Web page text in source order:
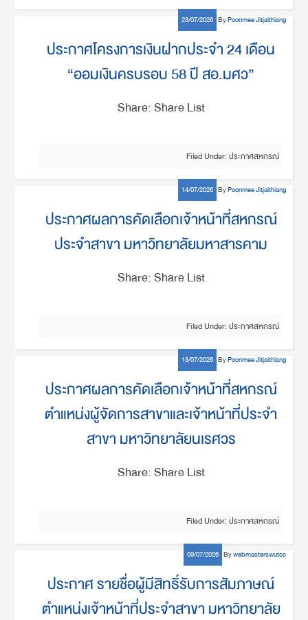
23/07/2026 ByPoonmee Jitjaithiang
ประกาศโครงการเงินฝากประจำ 24 เดือน
“ออมเงินครบรอบ 58 ปี สอ.มศว”
Share: Share List
Filed Under:ประกาศสหกรณ์
14/07/2026 ByPoonmee Jitjaithiang
ประกาศผลการคัดเลือกเจ้าหน้าที่สหกรณ์
ประจำสาขา มหาวิทยาลัยมหาสารคาม
Share: Share List
Filed Under:ประกาศสหกรณ์
13/07/2026 ByPoonmee Jitjaithiang
ประกาศผลการคัดเลือกเจ้าหน้าที่สหกรณ์
ตำแหน่งผู้จัดการสาขาและเจ้าหน้าที่ประจำ
สาขา มหาวิทยาลัยนเรศวร
Share: Share List
Filed Under:ประกาศสหกรณ์
09/07/2026 Bywebmasterswutcc
ประกาศ รายชื่อผู้มีสิทธิ์รับการสัมภาษณ์
ตำแหน่งเจ้าหน้าที่ประจำสาขา มหาวิทยาลัย